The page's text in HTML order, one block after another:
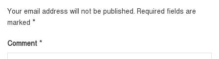
Your email address will not be published. Required fields are
marked *
Comment *